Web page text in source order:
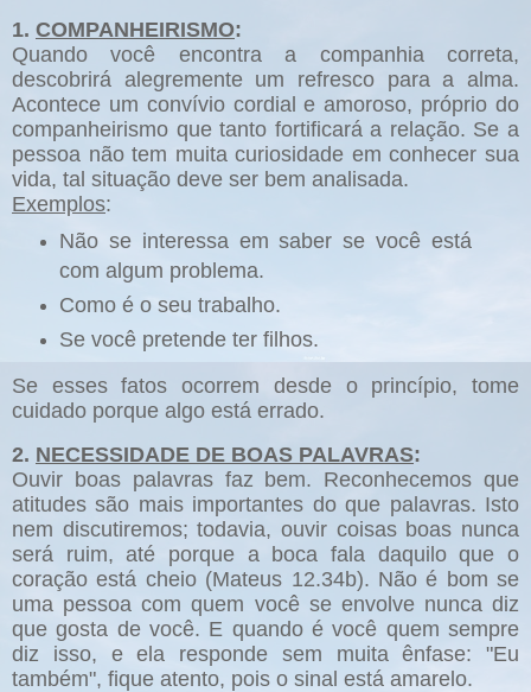
1. COMPANHEIRISMO:
Quando você encontra a companhia correta,
descobrirá alegremente um refresco para a alma.
Acontece um convívio cordial e amoroso, próprio do
companheirismo que tanto fortificará a relação. Se a
pessoa não tem muita curiosidade em conhecer sua
vida, tal situação deve ser bem analisada.
Exemplos:
Não se interessa em saber se você está
com algum problema.
Como é o seu trabalho.
Se você pretende ter filhos.
Se esses fatos ocorrem desde o princípio, tome
cuidado porque algo está errado.
2. NECESSIDADE DE BOAS PALAVRAS:
Ouvir boas palavras faz bem. Reconhecemos que
atitudes são mais importantes do que palavras. Isto
nem discutiremos; todavia, ouvir coisas boas nunca
será ruim, até porque a boca fala daquilo que o
coração está cheio (Mateus 12.34b). Não é bom se
uma pessoa com quem você se envolve nunca diz
que gosta de você. E quando é você quem sempre
diz isso, e ela responde sem muita ênfase: "Eu
também", fique atento, pois o sinal está amarelo.